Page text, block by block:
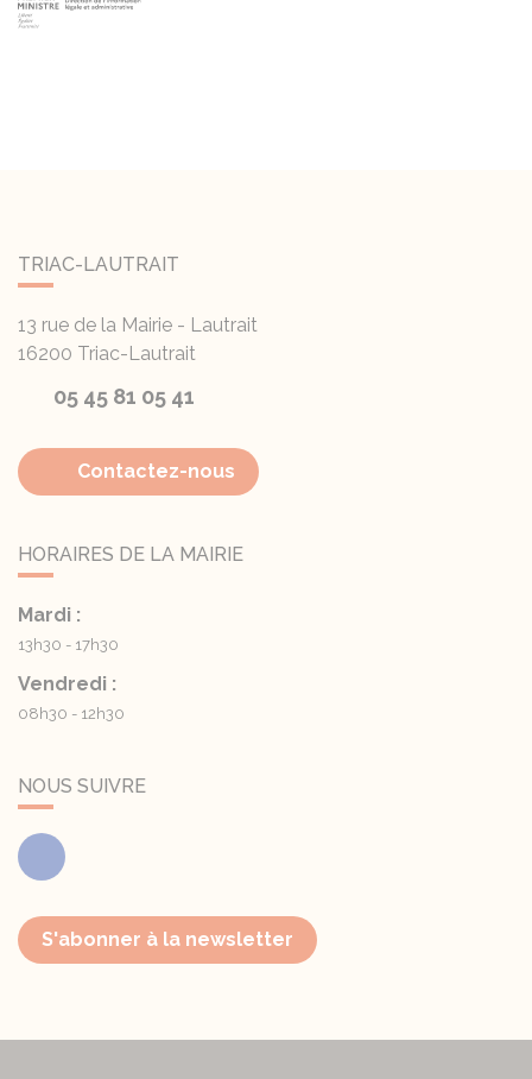
TRIAC-LAUTRAIT
13 rue de la Mairie - Lautrait
16200 Triac-Lautrait
05 45 81 05 41
Contactez-nous
HORAIRES DE LA MAIRIE
Mardi :
13h30 - 17h30
Vendredi :
08h30 - 12h30
NOUS SUIVRE
Facebook
S'abonner à la newsletter